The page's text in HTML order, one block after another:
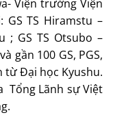
Viện trưởng Viện
TS Hiramstu –
; GS TS Otsubo –
gần 100 GS, PGS,
từ Đại học Kyushu.
Tổng Lãnh sự Việt